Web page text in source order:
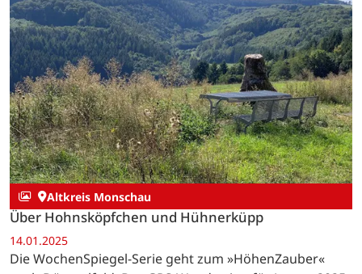
Altkreis Monschau
Über Hohnsköpfchen und Hühnerküpp
14.01.2025
Die WochenSpiegel-Serie geht zum »HöhenZauber«